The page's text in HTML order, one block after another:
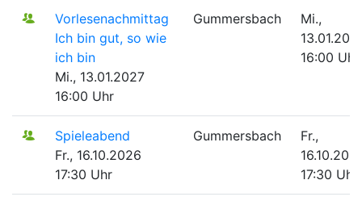
Vorlesenachmittag
Ich bin gut, so wie
ich bin
Mi., 13.01.2027
16:00 Uhr
Gummersbach
Mi.,
16:00 Uhr
Spieleabend
Fr., 16.10.2026
17:30 Uhr
Gummersbach
Fr.,
17:30 Uhr